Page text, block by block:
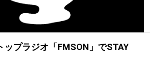
ップラジオ「FMSON」でSTAY